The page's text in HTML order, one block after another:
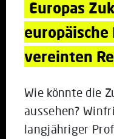
Europas
europäische
vereinten
Wie könnte die
aussehen?
langjähriger